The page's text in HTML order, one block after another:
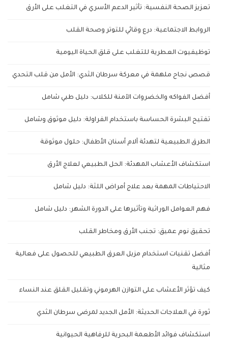
تعزيز الصحة النفسية: تأثير الدعم الأسري في التغلب على الأرق
الروابط الاجتماعية: درع وقائي للتوتر وصحة القلب
توظيفيوت العطرية للتغلب على قلق الحياة اليومية
قصص نجاح ملهمة في معركة سرطان الثدي: الأمل من قلب التحدي
أفضل الفواكه والخضروات الآمنة للكلاب: دليل طبي شامل
تفتيح البشرة الحساسة باستخدام الفراولة: دليل موثوق وشامل
الطرق الطبيعية لتهدئة آلام أسنان الأطفال: حلول موثوقة
استكشاف الأعشاب المهدئة: الحل الطبيعي لعلاج الأرق
الاحتياطات المهمة بعد علاج أمراض اللثة: دليل شامل
فهم العوامل الوراثية وتأثيرها على الدورة الشهر: دليل شامل
تحقيق نوم عميق: تجنب الأرق ومخاطر القلب
أفضل تقنيات استخدام مزيل العرق الطبيعي للحصول على فعالية
مثالية
كيف تؤثر الأعشاب على التوازن الهرموني وتقليل القلق عند النساء
ثورة في العلاجات الحديثة: الأمل الجديد لمرضى سرطان الثدي
استكشاف فوائد الأطعمة البحرية للرفاهية الحيوانية